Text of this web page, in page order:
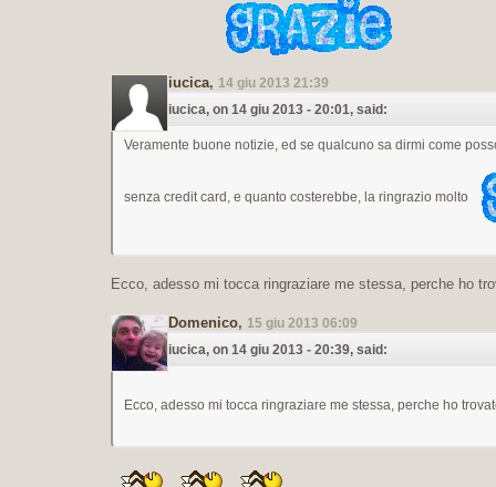
iucica, 14 giu 2013 21:39
iucica, on 14 giu 2013 - 20:01, said:
Veramente buone notizie, ed se qualcuno sa dirmi come
senza credit card, e quanto costerebbe, la ringrazio molto
Ecco, adesso mi tocca ringraziare me stessa, perche ho
Domenico, 15 giu 2013 06:09
iucica, on 14 giu 2013 - 20:39, said:
Ecco, adesso mi tocca ringraziare me stessa, perche ho